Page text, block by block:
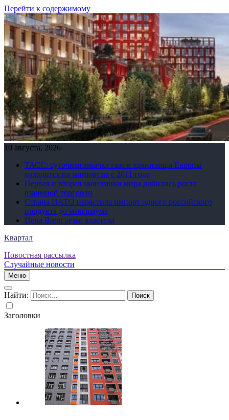
Перейти к содержимому
10 августа, 2026
ТАСС: суточная закачка газа в хранилища Европы
находится на минимуме с 2011 года
Первая и вторая экономики мира добились роста
взаимной торговли
Страна НАТО нарастила импорт одного российского
продукта до максимума
Цена Brent резко взлетела
Квартал
Новостная рассылка
Случайные новости
Меню
Найти:
Заголовки